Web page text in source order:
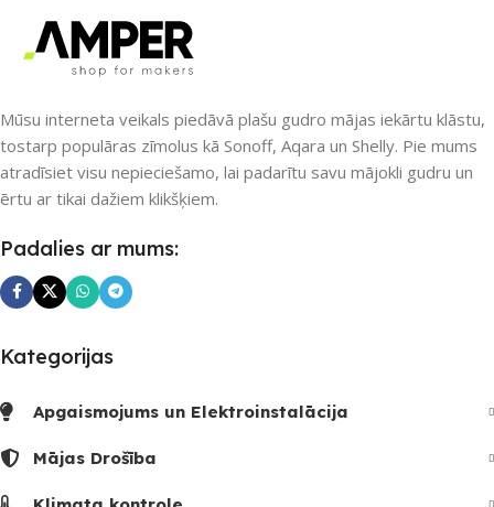
UZREIZ PIEEJAMAIS
2
Nē
UZREIZ PIEEJAMAIS
Mūsu interneta veikals piedāvā plašu gudro mājas iekārtu klāstu,
tostarp populāras zīmolus kā Sonoff, Aqara un Shelly. Pie mums
atradīsiet visu nepieciešamo, lai padarītu savu mājokli gudru un
ērtu ar tikai dažiem klikšķiem.
Padalies ar mums:
Kategorijas
Apgaismojums un Elektroinstalācija
Mājas Drošība